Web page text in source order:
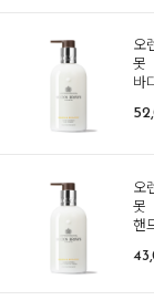
오
못
바
오
못
핸